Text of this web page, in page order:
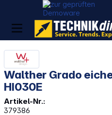
Walther Grado
HI030E
Artikel-Nr.:
379386